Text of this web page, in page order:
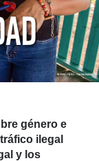
género e
ilegal
y los